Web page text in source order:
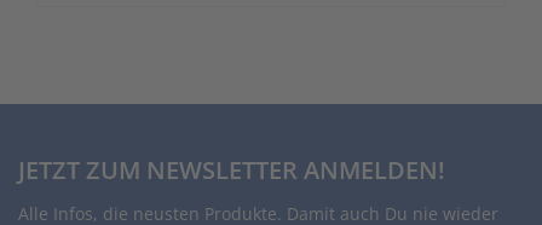
JETZT ZUM NEWSLETTER ANMELDEN!
Alle Infos, die neusten Produkte. Damit auch Du nie wieder